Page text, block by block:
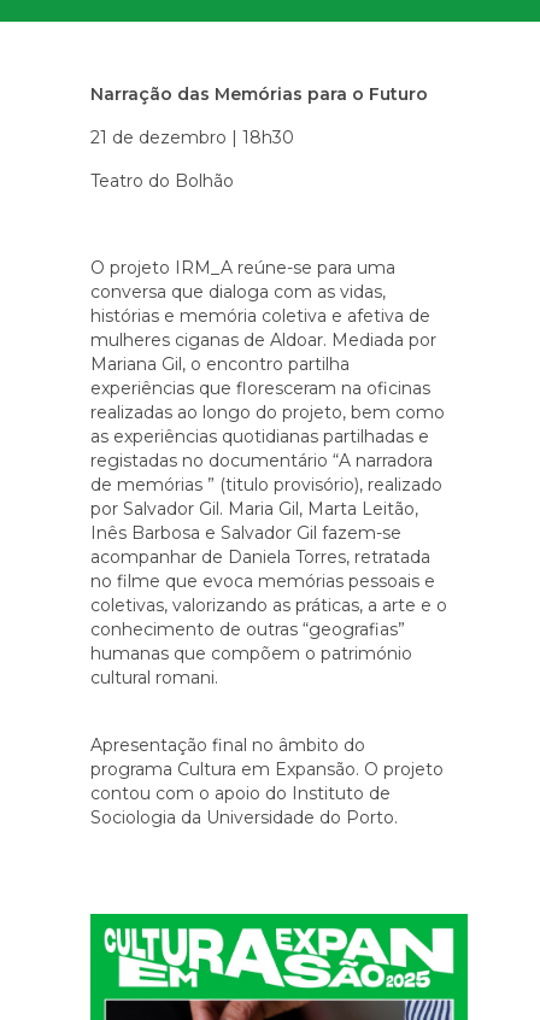
Narração das Memórias para o Futuro
21 de dezembro | 18h30
Teatro do Bolhão
O projeto IRM_A reúne-se para uma
conversa que dialoga com as vidas,
histórias e memória coletiva e afetiva de
mulheres ciganas de Aldoar. Mediada por
Mariana Gil, o encontro partilha
experiências que floresceram na oficinas
realizadas ao longo do projeto, bem como
as experiências quotidianas partilhadas e
registadas no documentário “A narradora
de memórias ” (titulo provisório), realizado
por Salvador Gil. Maria Gil, Marta Leitão,
Inês Barbosa e Salvador Gil fazem-se
acompanhar de Daniela Torres, retratada
no filme que evoca memórias pessoais e
coletivas, valorizando as práticas, a arte e o
conhecimento de outras “geografias”
humanas que compõem o património
cultural romani.
Apresentação final no âmbito do
programa Cultura em Expansão. O projeto
contou com o apoio do Instituto de
Sociologia da Universidade do Porto.